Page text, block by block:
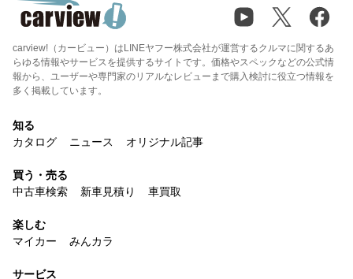
carview!（カービュー）はLINEヤフー株式会社が運営するクルマに関するあ
らゆる情報やサービスを提供するサイトです。価格やスペックなどの公式情
報から、ユーザーや専門家のリアルなレビューまで購入検討に役立つ情報を
多く掲載しています。
知る
カタログ
ニュース オリジナル記事
買う・売る
中古車検索
新車見積り 車買取
楽しむ
マイカー
みんカラ
サービス